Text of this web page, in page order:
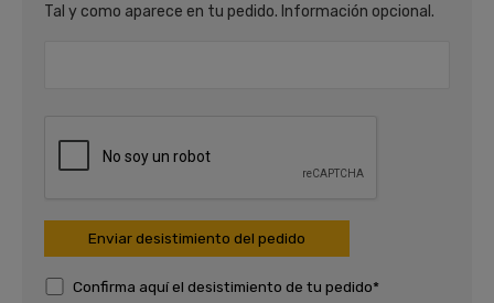
Tal y como aparece en tu pedido. Información opcional.
Confirma aquí el desistimiento de tu pedido*